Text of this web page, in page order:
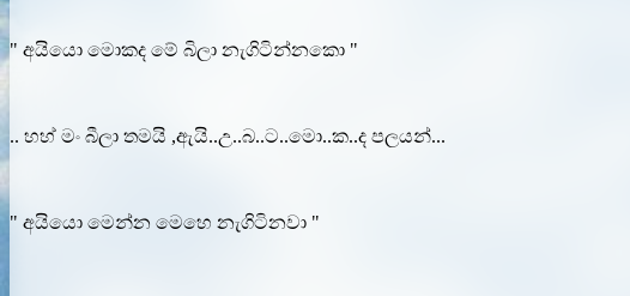
" අයියො මොකද මේ බිලා නැගිටින්නකො "
.. හහ් මං බීලා තමයි ,ඇයි..උ..බ..ට..මො..ක..ද පලයන්...
" අයියො මෙන්න මෙහෙ නැගිටිනවා "